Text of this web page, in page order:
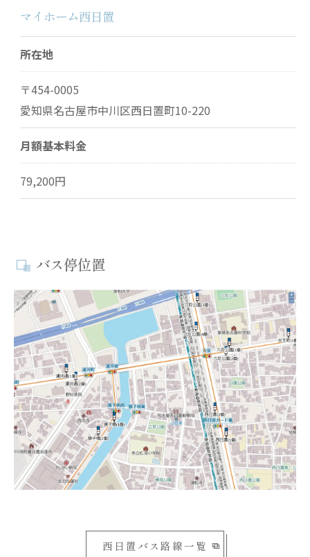
マイホーム西日置
所在地
〒454-0005
愛知県名古屋市中川区西日置町10-220
月額基本料金
79,200円
バス停位置
西日置バス路線一覧